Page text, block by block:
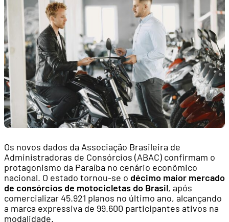
Os novos dados da Associação Brasileira de
Administradoras de Consórcios (ABAC) confirmam o
protagonismo da Paraíba no cenário econômico
nacional. O estado tornou-se o décimo maior mercado
de consórcios de motocicletas do Brasil, após
comercializar 45.921 planos no último ano, alcançando
a marca expressiva de 99.600 participantes ativos na
modalidade.